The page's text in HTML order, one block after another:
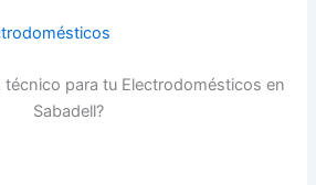
técnico para tu Electrodomésticos en
Sabadell?